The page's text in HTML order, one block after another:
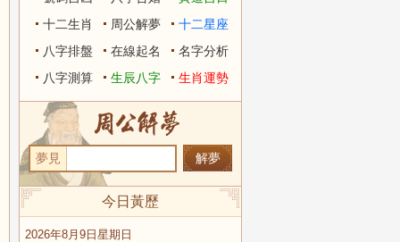
十二生肖
周公解夢
十二星座
八字排盤
在線起名
名字分析
八字測算
生辰八字 生肖運勢
夢見
今日黃歷
2026年8月9日星期日